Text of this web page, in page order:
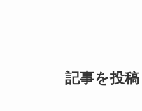
記事を投